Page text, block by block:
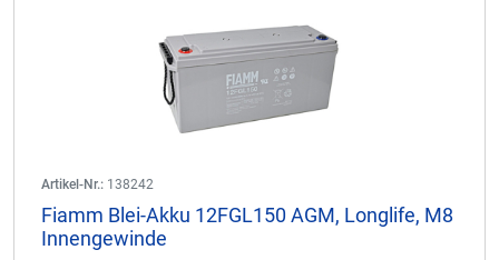
Artikel-Nr.: 138242
Fiamm Blei-Akku 12FGL150 AGM, Longlife, M8
Innengewinde